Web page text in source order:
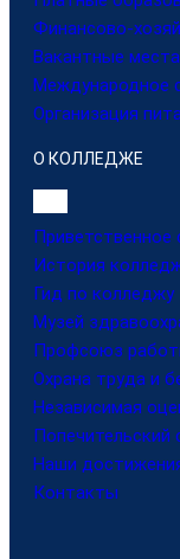
Финансово-
Вакантные
Международное
Организация
О КОЛЛЕДЖЕ
Приветственное
История
Гид по колледжу
Музей
Профсоюз
Охрана труда и
Независимая
Попечительский
Наши
Контакты